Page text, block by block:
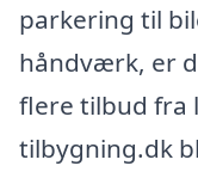
parkering til
håndværk, er
flere tilbud fra
tilbygning.dk